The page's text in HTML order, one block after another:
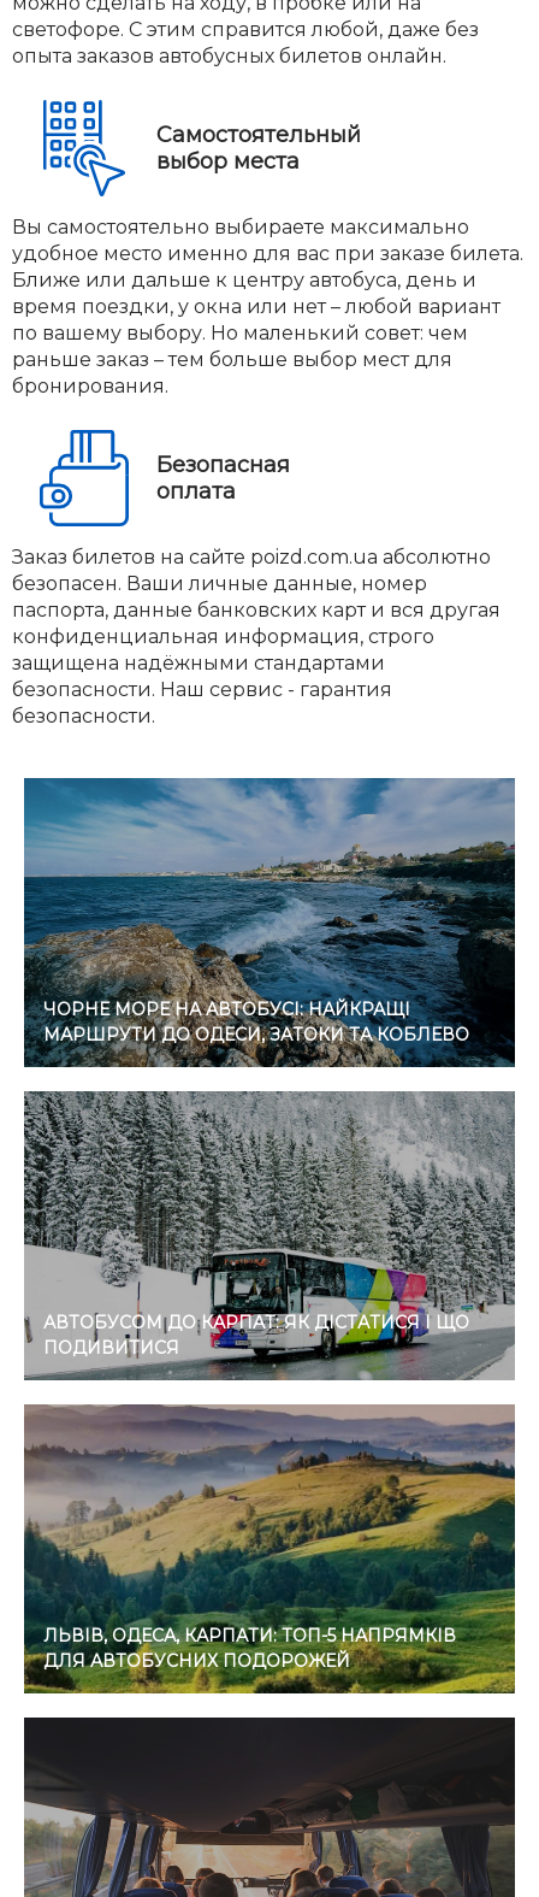
светофоре. С этим справится любой, даже без
опыта заказов автобусных билетов онлайн.
Самостоятельный
выбор места
Вы самостоятельно выбираете максимально
удобное место именно для вас при заказе билета.
Ближе или дальше к центру автобуса, день и
время поездки, у окна или нет – любой вариант
по вашему выбору. Но маленький совет: чем
раньше заказ – тем больше выбор мест для
бронирования.
Безопасная
оплата
Заказ билетов на сайте poizd.com.ua абсолютно
безопасен. Ваши личные данные, номер
паспорта, данные банковских карт и вся другая
конфиденциальная информация, строго
защищена надёжными стандартами
безопасности. Наш сервис - гарантия
безопасности.
ЧОРНЕ МОРЕ НА АВТОБУСІ: НАЙКРАЩІ
МАРШРУТИ ДО ОДЕСИ, ЗАТОКИ ТА КОБЛЕВО
АВТОБУСОМ ДО КАРПАТ: ЯК ДІСТАТИСЯ І ЩО
ПОДИВИТИСЯ
ЛЬВІВ, ОДЕСА, КАРПАТИ: ТОП-5 НАПРЯМКІВ
ДЛЯ АВТОБУСНИХ ПОДОРОЖЕЙ